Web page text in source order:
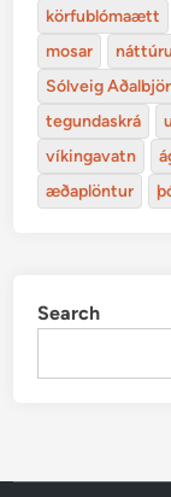
körfublómaætt
mosar
Sólveig
tegundaskrá
víkingavatn
æðaplöntur
Search